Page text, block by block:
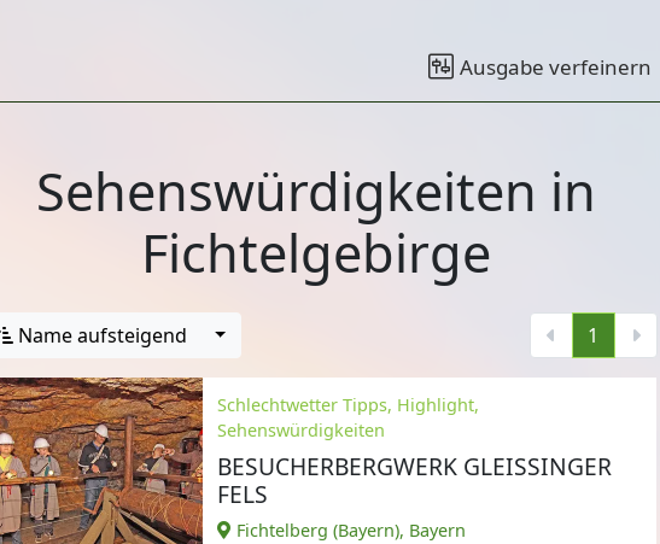
Ausgabe verfeinern
Sehenswürdigkeiten in
Fichtelgebirge
Name aufsteigend 1
Schlechtwetter Tipps, Highlight,
Sehenswürdigkeiten
BESUCHERBERGWERK GLEISSINGER
FELS
Fichtelberg (Bayern), Bayern